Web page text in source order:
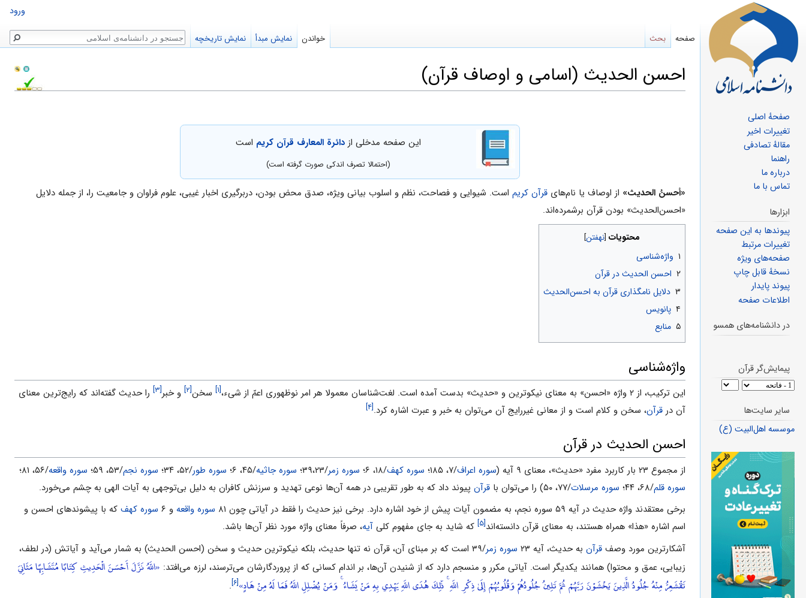
احسن ‌الحدیث (اسامی و اوصاف قرآن)
این صفحه مدخلی ازدائرة المعارف قرآن کریم است
(احتمالا تصرف اندکی صورت گرفته است)
«أحسنُ الحدیث» از اوصاف یا نام‌هاى قرآن کریم است. شیوایى و فصاحت، نظم و اسلوب بیانى ویژه، صدق محض بودن، دربرگیرى اخبار غیبى، علوم فراوان و جامعیت را، از جمله دلایل
«احسن‌الحدیث» بودن قرآن برشمرده‌اند.
محتویات
۱ واژه‌شناسی
۲ احسن الحدیث در قرآن
۳ دلایل نامگذاری قرآن به احسن‌الحدیث
۴ پانویس
۵ منابع
واژه‌شناسی
این ترکیب، از ۲ واژه «احسن» به ‌معناى نیکوترین و «حدیث» بدست آمده است. لغت‌شناسان معمولا هر امر نوظهورى اعمّ از شىء، [۱] سخن[۲] و خبر[۳]
را حدیث گفته‌اند که رایج‌ترین معناى
آن در قرآن، سخن و کلام است و از معانى غیررایج آن مى‌توان به خبر و عبرت اشاره کرد.[۴]
احسن الحدیث در قرآن
از مجموع ‌۲۳ بار کاربرد مفرد «حدیث»، معناى ۹ آیه ( سوره اعراف/۷، ۱۸۵؛ سوره کهف/۱۸، ۶؛ سوره زمر/۳۹،۲۳؛ سوره جاثیه/۴۵، ۶؛ سوره طور/۵۲، ۳۴؛ سوره نجم/۵۳، ۵۹؛ سوره واقعه/۵۶، ۸۱؛
سوره قلم/۶۸، ۴۴؛ سوره مرسلات/۷۷، ۵۰) را مى‌توان با قرآن پیوند داد که به ‌طور تقریبى در همه آن‌ها نوعى تهدید و سرزنش کافران به ‌دلیل بى‌توجهى به آیات الهى به چشم مى‌خورد.
برخى معتقدند واژه حدیث در آیه‌ ۵۹ سوره نجم، به مضمون آیات پیش از خود اشاره دارد. برخى نیز حدیث را فقط در آیاتى چون ۸۱
سوره واقعه و ۶ سوره کهف که با پیشوندهاى احسن و
اسم اشاره «هذا» همراه هستند، به ‌معناى قرآن دانسته‌اند[۵] که شاید به جاى مفهوم کلى آیه، صرفاً معناى واژه مورد نظر آن‌ها باشد.
آشکارترین مورد وصف قرآن به حدیث، آیه‌ ۲۳ سوره زمر
/۳۹ است که بر مبناى آن، قرآن نه ‌تنها حدیث، بلکه نیکوترین حدیث و سخن (احسن الحدیث) به ‌شمار مى‌آید و آیاتش (در لطف،
زیبایى، عمق و محتوا) همانند یکدیگر است. آیاتى مکرر و منسجم دارد که از شنیدن آن‌ها، بر ‌اندام کسانى‌ که از پروردگارشان مى‌ترسند، لرزه ‌مى‌افتد: «اللَّهُ نَزَّلَ أَحْسَنَ الْحَدِيثِ كِتَابًا مُتَشَابِهًا مَثَانِيَ
تَقْشَعِرُّ مِنْهُ جُلُودُ الَّذِينَ يَخْشَوْنَ رَبَّهُمْ ثُمَّ تَلِينُ جُلُودُهُمْ وَقُلُوبُهُمْ إِلَىٰ ذِكْرِ اللَّهِ ۚ ذَٰلِكَ هُدَى اللَّهِ يَهْدِي بِهِ مَنْ يَشَاءُ ۚ وَمَنْ يُضْلِلِ اللَّهُ فَمَا لَهُ مِنْ هَادٍ»[۶] .
ورود
صفحه بحث خواندن نمایش مبدأ نمایش تاریخچه جستجو
صفحهٔ اصلی
تغییرات اخیر
مقالهٔ تصادفی
راهنما
درباره ما
تماس با ما
ابزارها
پیوندها به این صفحه
تغییرات مرتبط
صفحه‌های ویژه
نسخهٔ قابل چاپ
پیوند پایدار
اطلاعات صفحه
در دانشنامه‌های همسو
پیمایش‌گر قرآن
سایر سایت‌ها
موسسه اهل‌البیت (ع)